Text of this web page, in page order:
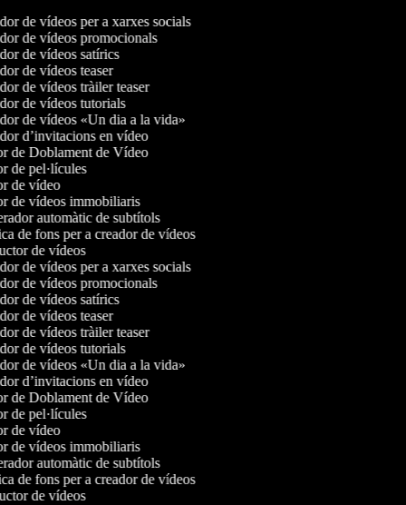
de vídeos per a xarxes socials
de vídeos promocionals
de vídeos satírics
de vídeos teaser
de vídeos tràiler teaser
de vídeos tutorials
de vídeos «Un dia a la vida»
d’invitacions en vídeo
de Doblament de Vídeo
de pel·lícules
de vídeo
de vídeos immobiliaris
automàtic de subtítols
de fons per a creador de vídeos
de vídeos
de vídeos per a xarxes socials
de vídeos promocionals
de vídeos satírics
de vídeos teaser
de vídeos tràiler teaser
de vídeos tutorials
de vídeos «Un dia a la vida»
d’invitacions en vídeo
de Doblament de Vídeo
de pel·lícules
de vídeo
de vídeos immobiliaris
automàtic de subtítols
de fons per a creador de vídeos
de vídeos